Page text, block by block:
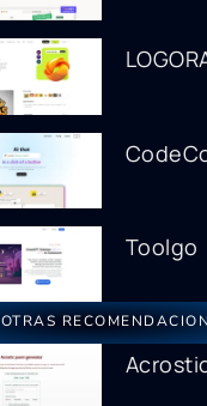
Toolgo
OTRAS